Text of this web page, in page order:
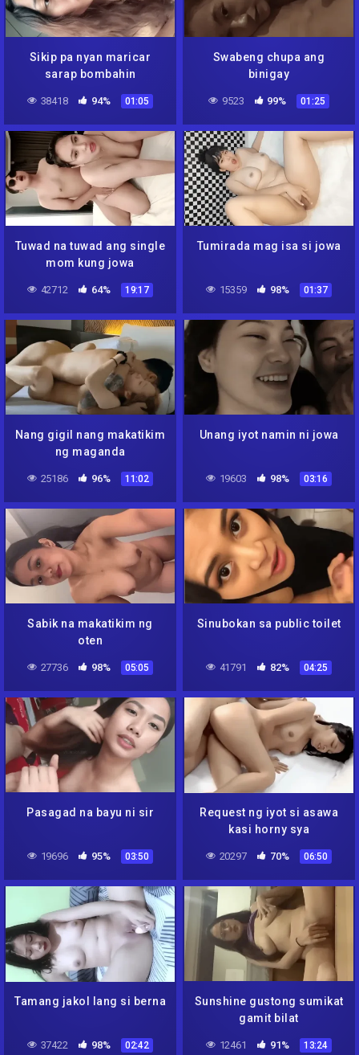
Sikip pa nyan maricar
sarap bombahin
38418 94% 01:05
Swabeng chupa ang
binigay
9523 99% 01:25
Tuwad na tuwad ang single
mom kung jowa
42712 64% 19:17
Tumirada mag isa si jowa
15359 98% 01:37
Nang gigil nang makatikim
ng maganda
25186 96% 11:02
Unang iyot namin ni jowa
19603 98% 03:16
Sabik na makatikim ng
oten
27736 98% 05:05
Sinubokan sa public toilet
41791 82% 04:25
Pasagad na bayu ni sir
19696 95% 03:50
Request ng iyot si asawa
kasi horny sya
20297 70% 06:50
Tamang jakol lang si berna
37422 98% 02:42
Sunshine gustong sumikat
gamit bilat
12461 91% 13:24